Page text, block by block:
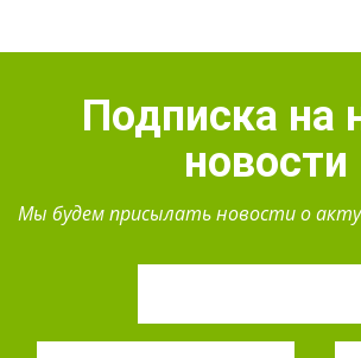
Подписка на
новости
Мы будем присылать новости о